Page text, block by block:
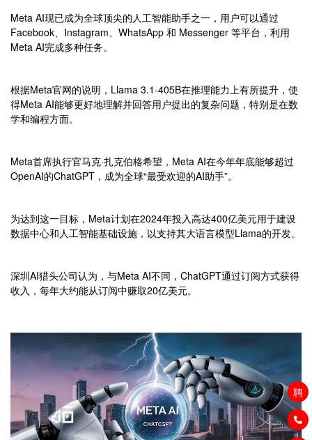
聘
Meta AI现已成为全球顶尖的人工智能助手之一，用户可以通过
Facebook、Instagram、WhatsApp 和 Messenger 等平台，利用
Meta AI完成多种任务。
根据Meta官网的说明，Llama 3.1-405B在推理能力上有所提升，使
得Meta AI能够更好地理解并回答用户提出的复杂问题，特别是在数
学和编程方面。
Meta首席执行官马克·扎克伯格希望，Meta AI在今年年底能够超过
OpenAI的ChatGPT，成为全球“最受欢迎的AI助手”。
为达到这一目标，Meta计划在2024年投入高达400亿美元用于建设
数据中心和人工智能基础设施，以支持其大语言模型Llama的开发。
深圳AI猎头公司认为，与Meta AI不同，ChatGPT通过订阅方式获得
收入，每年大约能从订阅中赚取20亿美元。